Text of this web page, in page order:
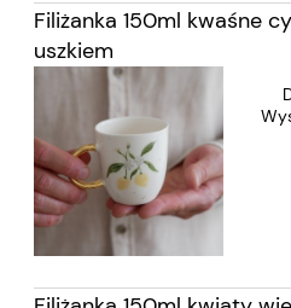
Filiżanka 150ml kwaśne
uszkiem